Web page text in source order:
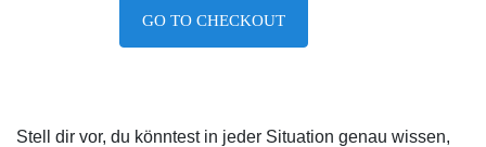
GO TO CHECKOUT
Stell dir vor, du könntest in jeder Situation genau wissen,